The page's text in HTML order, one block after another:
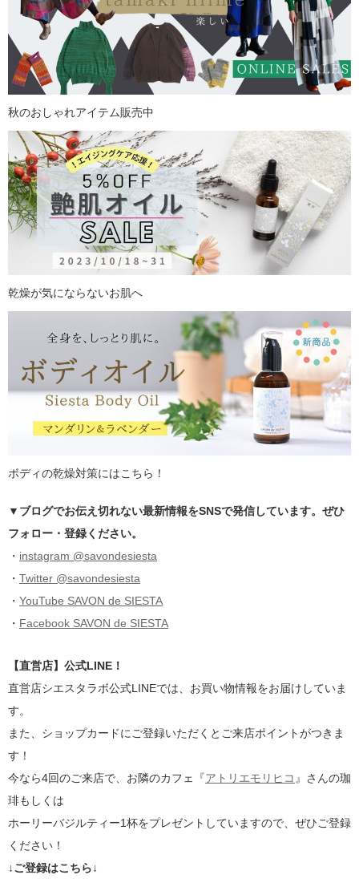
秋のおしゃれアイテム販売中
乾燥が気にならないお肌へ
ボディの乾燥対策にはこちら！
▼ブログでお伝え切れない最新情報をSNSで発信しています。ぜひ
フォロー・登録ください。
・ instagram @savondesiesta
・ Twitter @savondesiesta
・ YouTube SAVON de SIESTA
・ Facebook SAVON de SIESTA
【直営店】公式LINE！
直営店シエスタラボ公式LINEでは、お買い物情報をお届けしていま
す。
また、ショップカードにご登録いただくとご来店ポイントがつきま
す！
今なら4回のご来店で、お隣のカフェ『アトリエモリヒコ 』さんの珈
琲もしくは
ホーリーバジルティー1杯をプレゼントしていますので、ぜひご登録
ください！
↓ご登録はこちら↓